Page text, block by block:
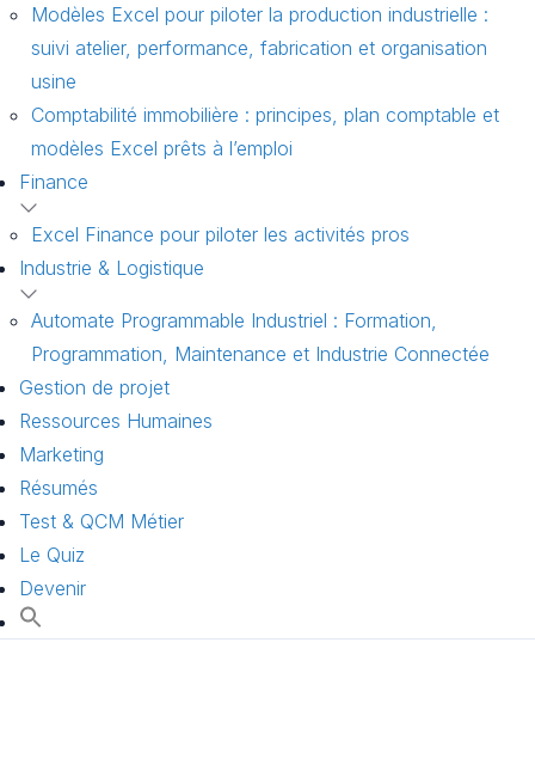
Modèles Excel pour piloter la production industrielle :
suivi atelier, performance, fabrication et organisation
usine
Comptabilité immobilière : principes, plan comptable et
modèles Excel prêts à l’emploi
Finance
Excel Finance pour piloter les activités pros
Industrie & Logistique
Automate Programmable Industriel : Formation,
Programmation, Maintenance et Industrie Connectée
Gestion de projet
Ressources Humaines
Marketing
Résumés
Test & QCM Métier
Le Quiz
Devenir